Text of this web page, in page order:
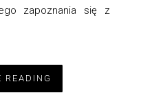
zapoznania się z
READING